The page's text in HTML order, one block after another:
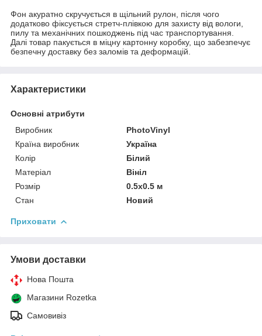
Фон акуратно скручується в щільний рулон, після чого
додатково фіксується стретч-плівкою для захисту від вологи,
пилу та механічних пошкоджень під час транспортування.
Далі товар пакується в міцну картонну коробку, що забезпечує
безпечну доставку без заломів та деформацій.
Характеристики
Основні атрибути
Виробник
PhotoVinyl
Країна виробник
Україна
Колір
Білий
Матеріал
Вініл
Розмір
0.5x0.5 м
Стан
Новий
Приховати
Умови доставки
Нова Пошта
Магазини Rozetka
Самовивіз